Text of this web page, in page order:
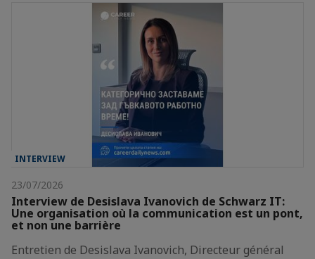
INTERVIEW
23/07/2026
Interview de Desislava Ivanovich de Schwarz IT:
Une organisation où la communication est un pont,
et non une barrière
Entretien de Desislava Ivanovich, Directeur général